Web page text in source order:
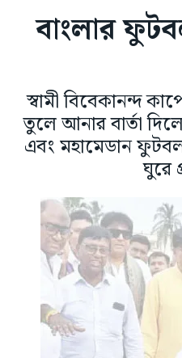
বাংলার
স্বামী বিবেকানন্দ
তুলে আনার বার্তা
এবং মহামেডান
ঘুরে